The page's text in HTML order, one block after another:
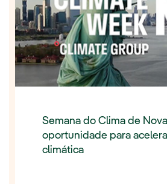
Semana do Clima de
oportunidade para
climática